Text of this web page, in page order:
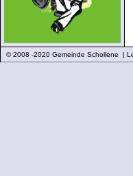
© 2008 -2020 Gemeinde Schollene |